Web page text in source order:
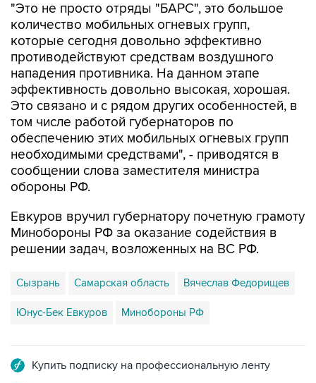
"Это не просто отряды "БАРС", это большое
количество мобильных огневых групп,
которые сегодня довольно эффективно
противодействуют средствам воздушного
нападения противника. На данном этапе
эффективность довольно высокая, хорошая.
Это связано и с рядом других особенностей, в
том числе работой губернаторов по
обеспечению этих мобильных огневых групп
необходимыми средствами", - приводятся в
сообщении слова заместителя министра
обороны РФ.
Евкуров вручил губернатору почетную грамоту
Минобороны РФ за оказание содействия в
решении задач, возложенных на ВС РФ.
Сызрань Самарская область Вячеслав Федорищев
Юнус-Бек Евкуров Минобороны РФ
Купить подписку на профессиональную ленту